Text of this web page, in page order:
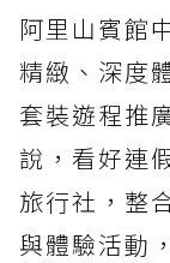
阿里山賓館
精緻、深度
套裝遊程推
說，看好連
旅行社，整
與體驗活動